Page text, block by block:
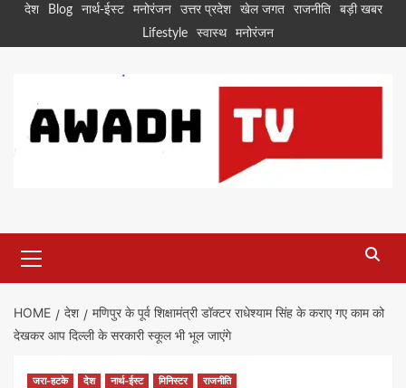
Skipदेश Blog नार्थ-ईस्ट मनोरंजन उत्तर प्रदेश खेल जगत राजनीति
बड़ी खबर
Lifestyle
स्वास्थ मनोरंजन
Menu
HOME देश
मणिपुर के पूर्व शिक्षामंत्री डॉक्टर राधेश्याम सिंह के कराए गए काम को
देखकर आप दिल्ली के सरकारी स्कूल भी भूल जाएंगे
जरा-हटके देश नार्थ-ईस्ट मिनिस्टर राजनीति